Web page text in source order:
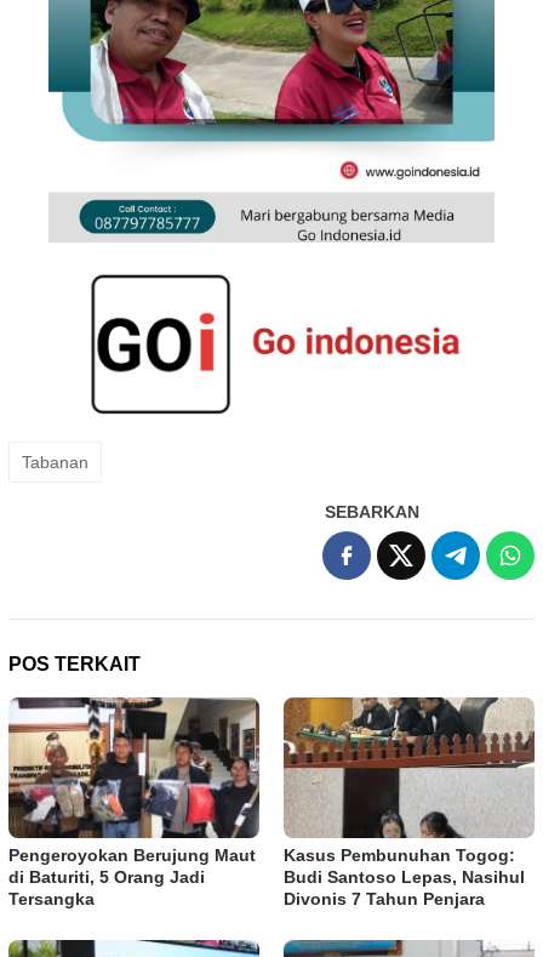
Tabanan
SEBARKAN
POS TERKAIT
Pengeroyokan Berujung Maut
di Baturiti, 5 Orang Jadi
Tersangka
Kasus Pembunuhan Togog:
Budi Santoso Lepas, Nasihul
Divonis 7 Tahun Penjara